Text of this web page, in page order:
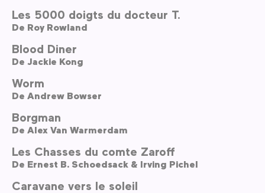
Les 5000 doigts du docteur T.
De Roy Rowland
Blood Diner
De Jackie Kong
Worm
De Andrew Bowser
Borgman
De Alex Van Warmerdam
Les Chasses du comte Zaroff
De Ernest B. Schoedsack & Irving Pichel
Caravane vers le soleil